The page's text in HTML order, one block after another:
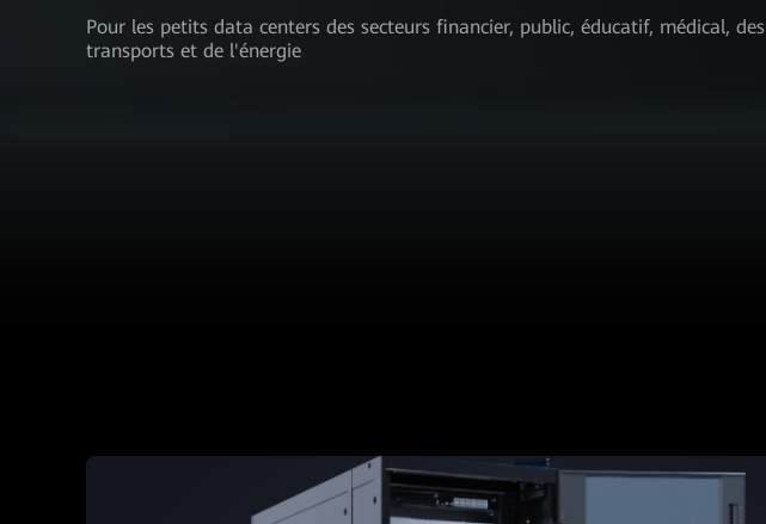
Pour les petits data centers des secteurs financier, public, éducatif, médical, des
transports et de l'énergie